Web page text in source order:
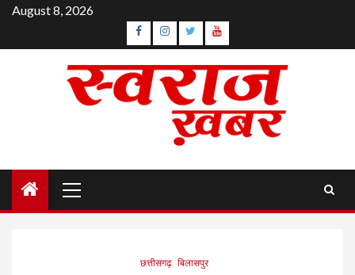
Skip
content
August 8, 2026
Facebook
Instagram
TwitterYouTube
Menu
छत्तीसगढ़ बिलासपुर